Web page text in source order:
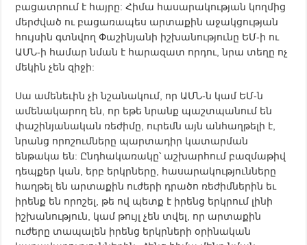
բացատրում է հայրը: Հիմա հասարակության կողմից
մերժված ու բացառապես արտաքին աջակցության
հույսին գտնվող Փաշինյանի իշխանությունը ԵՄ-ի ու
ԱՄՆ-ի համար նման է հարազատ որդու, նրա տեղը ոչ
մեկին չեն զիջի:
Սա ամենեւին չի նշանակում, որ ԱՄՆ-ն կամ ԵՄ-ն
ամենակարող են, որ եթե նրանք պաշտպանում են
փաշինյանական ռեժիմը, ուրեմն այն անհաղթելի է,
նրանց որոշումները պարտադիր կատարման
ենթակա են: Ընդհակառակը՝ աշխարհում բազմաթիվ
դեպքեր կան, երբ երկրները, հասարակությունները
հաղթել են արտաքին ուժերի դրածո ռեժիմներին եւ
իրենք են որոշել, թե ով պետք է իրենց երկրում լինի
իշխանություն, կամ թույլ չեն տվել, որ արտաքին
ուժերը տապալեն իրենց երկրների օրինական